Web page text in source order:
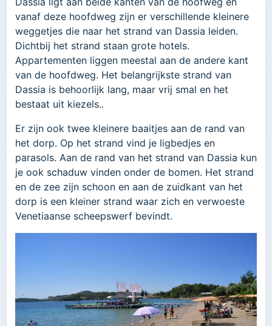
vanaf deze hoofdweg zijn er verschillende kleinere
weggetjes die naar het strand van Dassia leiden.
Dichtbij het strand staan ​​grote hotels.
Appartementen liggen meestal aan de andere kant
van de hoofdweg. Het belangrijkste strand van
Dassia is behoorlijk lang, maar vrij smal en het
bestaat uit kiezels..
Er zijn ook twee kleinere baaitjes aan de rand van
het dorp. Op het strand vind je ligbedjes en
parasols. Aan de rand van het strand van Dassia kun
je ook schaduw vinden onder de bomen. Het strand
en de zee zijn schoon en aan de zuidkant van het
dorp is een kleiner strand waar zich en verwoeste
Venetiaanse scheepswerf bevindt.